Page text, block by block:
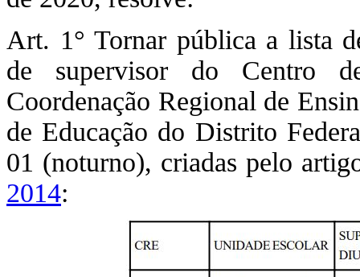
Art. 1° Tornar pública a lista
de supervisor do Centro
Coordenação Regional de
de Educação do Distrito
01 (noturno), criadas pelo
2014: